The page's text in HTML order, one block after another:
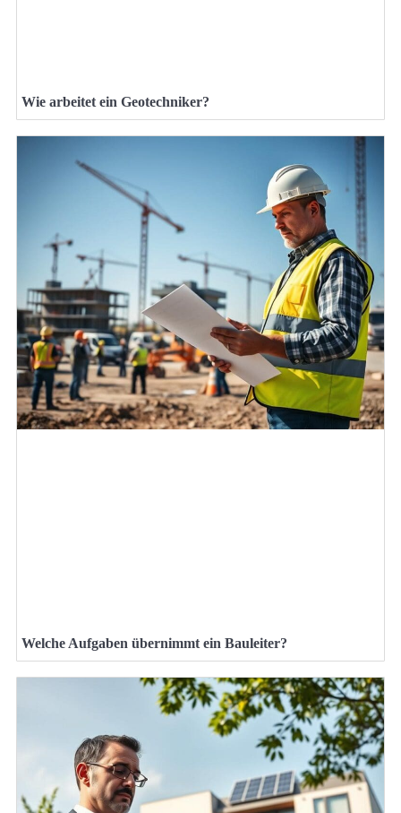
Wie arbeitet ein Geotechniker?
Welche Aufgaben übernimmt ein Bauleiter?